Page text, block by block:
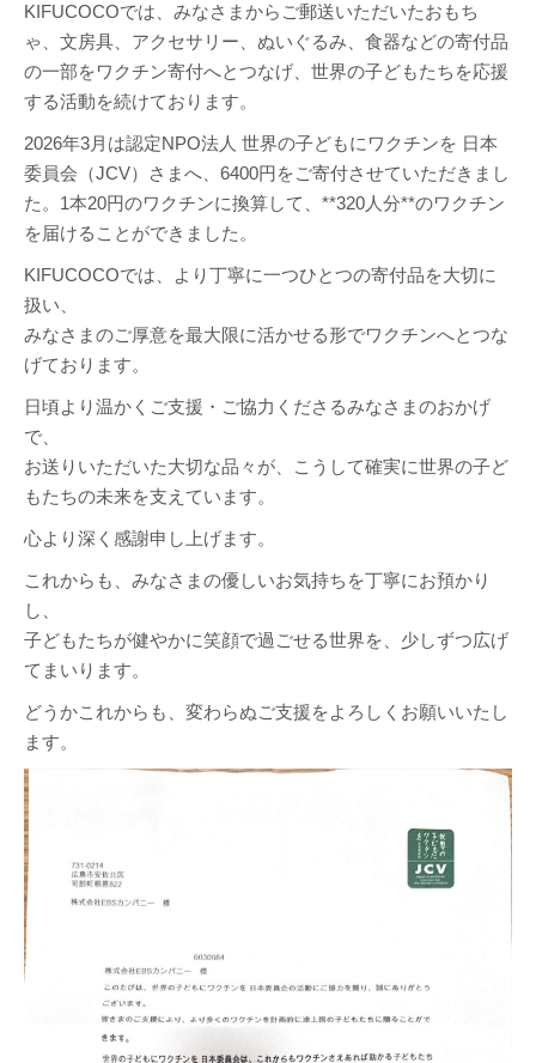
KIFUCOCOでは、みなさまからご郵送いただいたおもち
ゃ、文房具、アクセサリー、ぬいぐるみ、食器などの寄付品
の一部をワクチン寄付へとつなげ、世界の子どもたちを応援
する活動を続けております。
2026年3月は認定NPO法人 世界の子どもにワクチンを 日本
委員会（JCV）さまへ、6400円をご寄付させていただきまし
た。1本20円のワクチンに換算して、**320人分**のワクチン
を届けることができました。
KIFUCOCOでは、より丁寧に一つひとつの寄付品を大切に
扱い、
みなさまのご厚意を最大限に活かせる形でワクチンへとつな
げております。
日頃より温かくご支援・ご協力くださるみなさまのおかげ
で、
お送りいただいた大切な品々が、こうして確実に世界の子ど
もたちの未来を支えています。
心より深く感謝申し上げます。
これからも、みなさまの優しいお気持ちを丁寧にお預かり
し、
子どもたちが健やかに笑顔で過ごせる世界を、少しずつ広げ
てまいります。
どうかこれからも、変わらぬご支援をよろしくお願いいたし
ます。